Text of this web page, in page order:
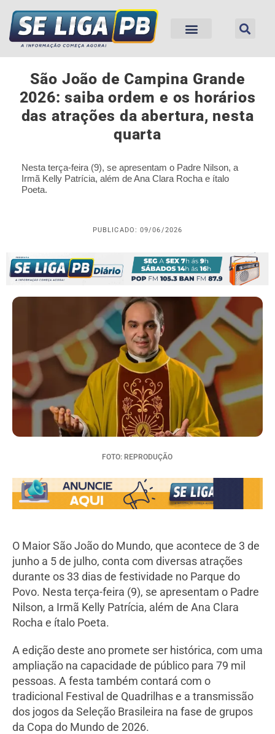
São João de Campina Grande
2026: saiba ordem e os horários
das atrações da abertura, nesta
quarta
Nesta terça-feira (9), se apresentam o Padre Nilson, a
Irmã Kelly Patrícia, além de Ana Clara Rocha e ítalo
Poeta.
PUBLICADO: 09/06/2026
FOTO: REPRODUÇÃO
O Maior São João do Mundo, que acontece de 3 de
junho a 5 de julho, conta com diversas atrações
durante os 33 dias de festividade no Parque do
Povo. Nesta terça-feira (9), se apresentam o Padre
Nilson, a Irmã Kelly Patrícia, além de Ana Clara
Rocha e ítalo Poeta.
A edição deste ano promete ser histórica, com uma
ampliação na capacidade de público para 79 mil
pessoas. A festa também contará com o
tradicional Festival de Quadrilhas e a transmissão
dos jogos da Seleção Brasileira na fase de grupos
da Copa do Mundo de 2026.